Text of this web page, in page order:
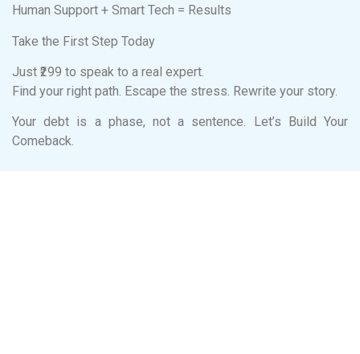
Human Support + Smart Tech = Results
Take the First Step Today
Just ₹299 to speak to a real expert.
Find your right path. Escape the stress. Rewrite your story.
Your debt is a phase, not a sentence. Let’s Build Your
Comeback.